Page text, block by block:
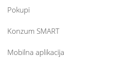
Pokupi
Konzum SMART
Mobilna aplikacija